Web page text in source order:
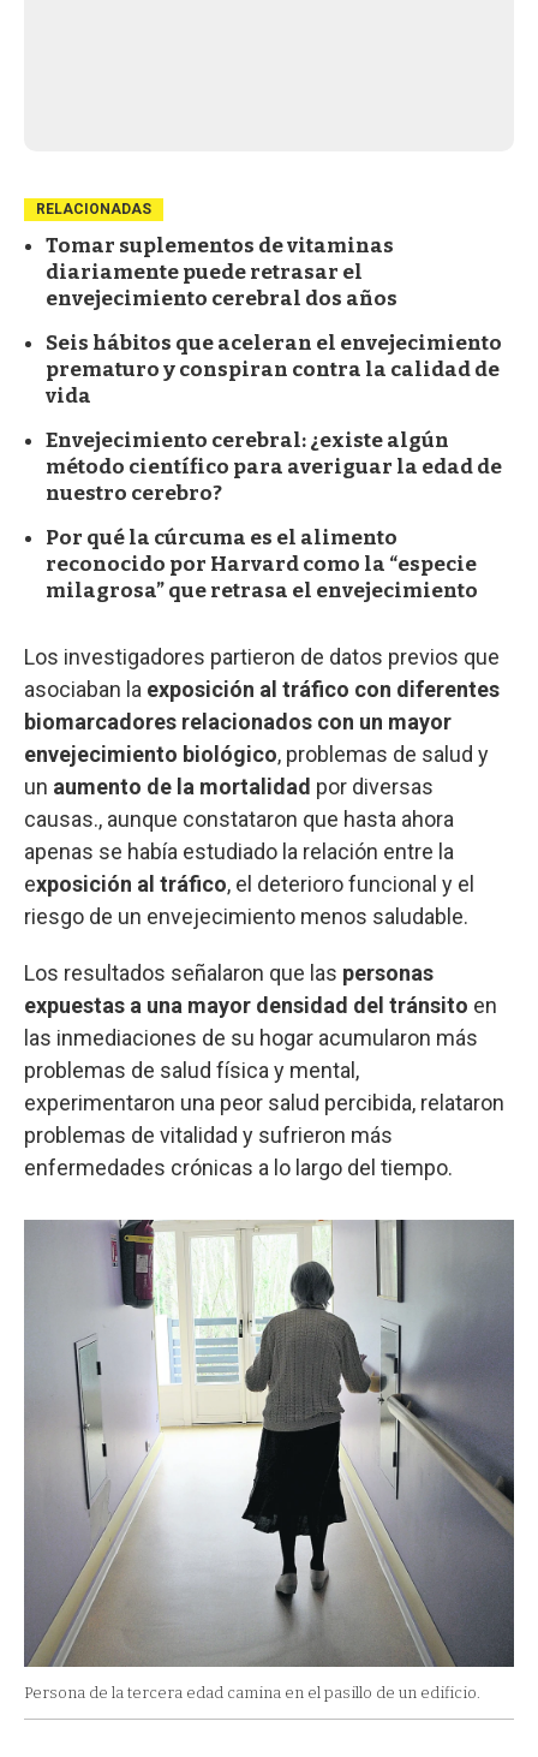
RELACIONADAS
Tomar suplementos de vitaminas
diariamente puede retrasar el
envejecimiento cerebral dos años
Seis hábitos que aceleran el envejecimiento
prematuro y conspiran contra la calidad de
vida
Envejecimiento cerebral: ¿existe algún
método científico para averiguar la edad de
nuestro cerebro?
Por qué la cúrcuma es el alimento
reconocido por Harvard como la “especie
milagrosa” que retrasa el envejecimiento
Los investigadores partieron de datos previos que
asociaban la exposición al tráfico con diferentes
biomarcadores relacionados con un mayor
envejecimiento biológico, problemas de salud y
un aumento de la mortalidad por diversas
causas., aunque constataron que hasta ahora
apenas se había estudiado la relación entre la
exposición al tráfico, el deterioro funcional y el
riesgo de un envejecimiento menos saludable.
Los resultados señalaron que las personas
expuestas a una mayor densidad del tránsito en
las inmediaciones de su hogar acumularon más
problemas de salud física y mental,
experimentaron una peor salud percibida, relataron
problemas de vitalidad y sufrieron más
enfermedades crónicas a lo largo del tiempo.
Persona de la tercera edad camina en el pasillo de un edificio.